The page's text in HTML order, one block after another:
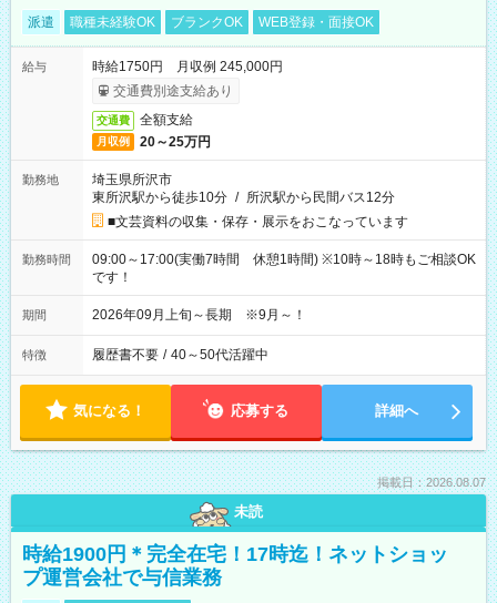
派遣 職種未経験OK ブランクOK WEB登録・面接OK
給与
時給1750円 月収例 245,000円
交通費別途支給あり
交通費 全額支給
月収例 20～25万円
勤務地
埼玉県所沢市
東所沢駅から徒歩10分 / 所沢駅から民間バス12分
■文芸資料の収集・保存・展示をおこなっています
勤務時間
09:00～17:00(実働7時間 休憩1時間) ※10時～18時もご相談OK
です！
期間 2026年09月上旬～長期 ※9月～！
特徴 履歴書不要 / 40～50代活躍中
気になる！ 応募する 詳細へ
掲載日：2026.08.07
未読
時給1900円＊完全在宅！17時迄！ネットショッ
プ運営会社で与信業務